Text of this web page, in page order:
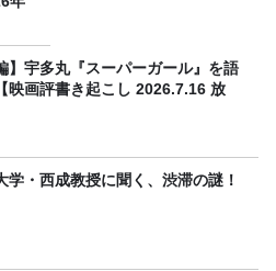
】宇多丸『スーパーガール』を語
映画評書き起こし 2026.7.16 放
学・西成教授に聞く、渋滞の謎！